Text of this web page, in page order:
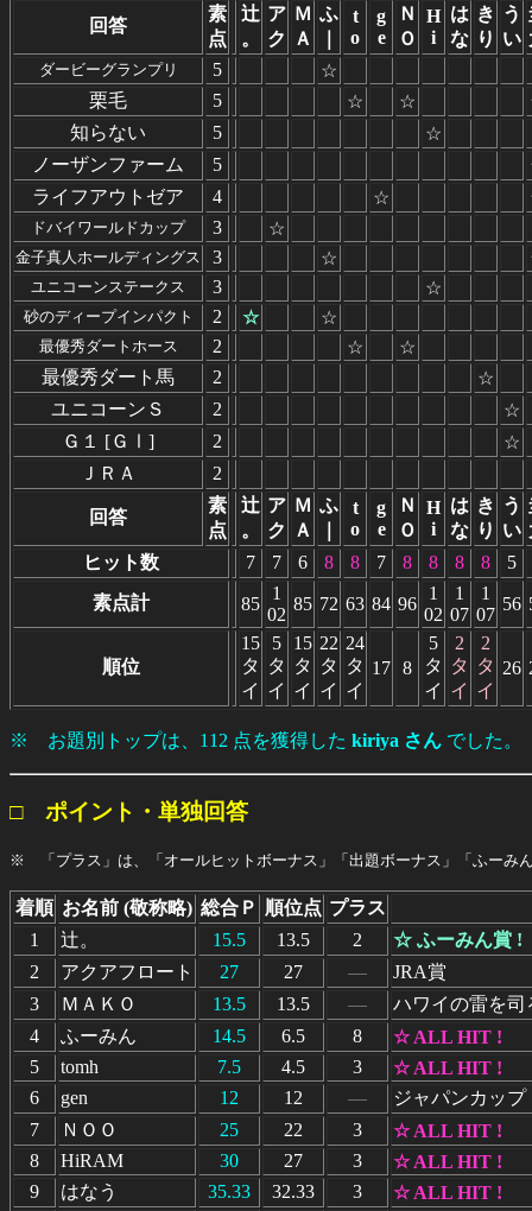
回答
素
点
辻
。
ア
ク
Ｍ
Ａ
ふ
t
o
g
e
Ｎ
Ｏ
H
i
は
な
き
り
う
い
ダービーグランプリ 5
☆
栗毛
5 ☆ ☆
知らない
5
☆
ノーザンファーム
5
ライフアウトゼア
4 ☆
ドバイワールドカップ 3 ☆
金子真人ホールディングス 3 ☆
ユニコーンステークス 3 ☆
砂のディープインパクト 2 ☆ ☆
最優秀ダートホース 2 ☆
☆
最優秀ダート馬
2
☆
ユニコーンＳ
2
☆
Ｇ１ [ＧⅠ]
2
☆
ＪＲＡ
2
回答
素
点
辻
。
ア
ク
Ｍ
Ａ
ふ
t
o
g
e
Ｎ
Ｏ
H
i
は
な
き
り
う
い
ヒット数
7 7 6 8 8 7 8 8 8 8
5
素点計
85
1
02
85 72 63 84 96
1
02
1
07
1
07
56
順位
15
タ
イ
5
タ
イ
15
タ
イ
22
タ
イ
24
タ
イ
17 8
5
タ
イ
2
タ
イ
2
タ
イ
26
※ お題別トップは、112 点を獲得した kiriya さん でした。
□ ポイント・単独回答
※ 「プラス」は、「オールヒットボーナス」「出題ボーナス」「ふーみ
着順 お名前 (敬称略) 総合Ｐ 順位点 プラス
1
辻。 15.5 13.5 2 ☆ ふーみん賞 !
2
アクアフロート 27 27 ―
JRA賞
3
ＭＡＫＯ 13.5 13.5 ―
ハワイの雷を
4
ふーみん 14.5 6.5 8
☆ ALL HIT !
5
tomh 7.5 4.5 3
☆ ALL HIT !
6
gen 12 12 ―
ジャパンカップ
7
ＮＯＯ 25 22 3
☆ ALL HIT !
8
HiRAM 30 27 3
☆ ALL HIT !
9
はなう 35.33 32.33 3
☆ ALL HIT !